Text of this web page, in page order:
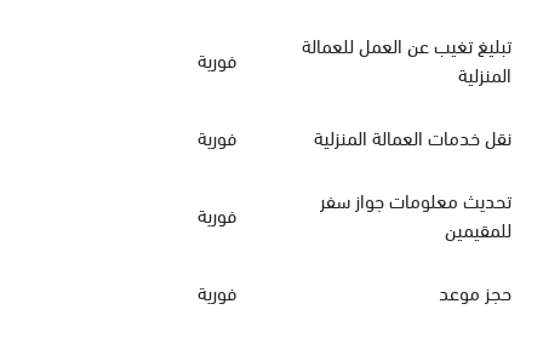
تبليغ تغيب عن العمل للعمالة
المنزلية
فورية
نقل خدمات العمالة المنزلية
فورية
تحديث معلومات جواز سفر
للمقيمين
فورية
حجز موعد
فورية